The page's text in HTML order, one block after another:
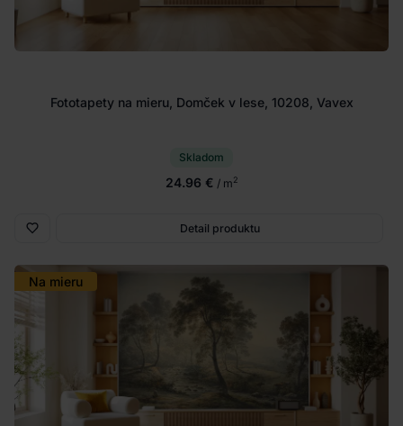
Fototapety na mieru, Domček v lese, 10208, Vavex
Skladom
24.96 € / m2
Detail produktu
Na mieru